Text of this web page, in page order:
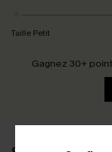
Taille Petit
Gagnez 30+